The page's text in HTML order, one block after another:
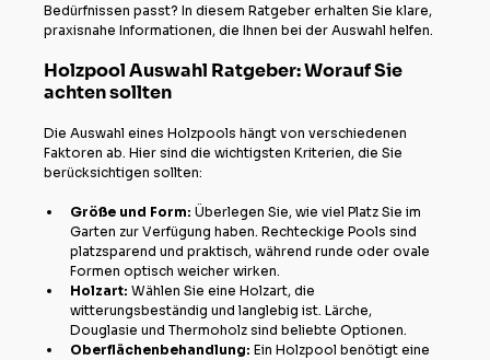
Bedürfnissen passt? In diesem Ratgeber erhalten Sie klare,
praxisnahe Informationen, die Ihnen bei der Auswahl helfen.
Holzpool Auswahl Ratgeber: Worauf Sie
achten sollten
Die Auswahl eines Holzpools hängt von verschiedenen
Faktoren ab. Hier sind die wichtigsten Kriterien, die Sie
berücksichtigen sollten:
Größe und Form: Überlegen Sie, wie viel Platz Sie im
Garten zur Verfügung haben. Rechteckige Pools sind
platzsparend und praktisch, während runde oder ovale
Formen optisch weicher wirken.
Holzart: Wählen Sie eine Holzart, die
witterungsbeständig und langlebig ist. Lärche,
Douglasie und Thermoholz sind beliebte Optionen.
Oberflächenbehandlung: Ein Holzpool benötigt eine